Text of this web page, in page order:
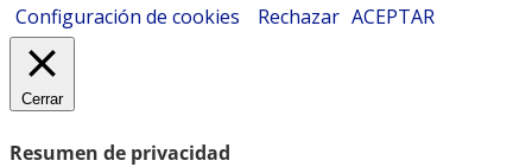
Configuración de cookies
Rechazar ACEPTAR
Cerrar
Resumen de privacidad